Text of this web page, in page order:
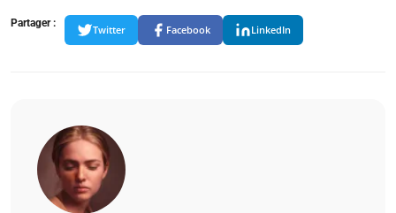
Partager :
Twitter Facebook LinkedIn